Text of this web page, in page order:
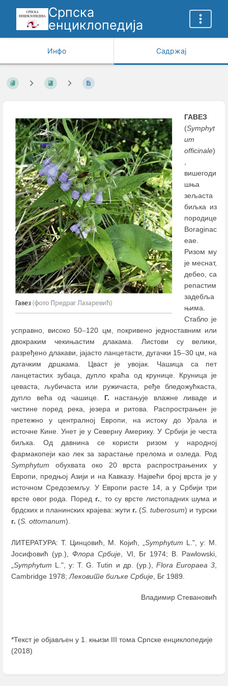
Српска
енциклопедија
Инфо Садржај
ГАВЕЗ
(Symphyt
um
officinale)
,
вишегоди
шња
зељаста
биљка из
породице
Boraginac
eae.
Ризом му
је меснат,
дебео, са
репастим
задебља
њима.
Стабло је
усправно, високо 50–120 цм, покривено једноставним или
двокраким чекињастим длакама. Листови су велики,
разређено длакави, јајасто ланцетасти, дугачки 15–30 цм, на
дугачким дршкама. Цваст је увојак. Чашица са пет
ланцетастих зубаца, дупло краћа од крунице. Круница је
цеваста, љубичаста или ружичаста, ређе бледожућкаста,
дупло већа од чашице. Г. настањује влажне ливаде и
чистине поред река, језера и ритова. Распрострањен је
претежно у централној Европи, на истоку до Урала и
источне Кине. Унет је у Северну Америку. У Србији је честа
биљка. Од давнина се користи ризом у народној
фармакопеји као лек за зарастање прелома и озледа. Род
Symphytum обухвата око 20 врста распрострањених у
Европи, предњој Азији и на Кавказу. Највећи број врста је у
источном Средоземљу. У Европи расте 14, а у Србији три
врсте овог рода. Поред г., то су врсте листопадних шума и
брдских и планинских крајева: жути г. (S. tuberosum) и турски
г. (S. ottomanum).
ЛИТЕРАТУРА: Т. Цинцовић, М. Којић, „ Symphytum L.", у: М.
Јосифовић (ур.),Флора Србије , VI, Бг 1974; B. Pawlowski,
Symphytum L.", у: T. G. Tutin и др. (ур.), Flora Europaea 3
Cambridge 1978; Лековите биљке Србије , Бг 1989.
Владимир Стевановић
*Текст је објављен у 1. књизи III тома Српске енциклопедије
(2018)